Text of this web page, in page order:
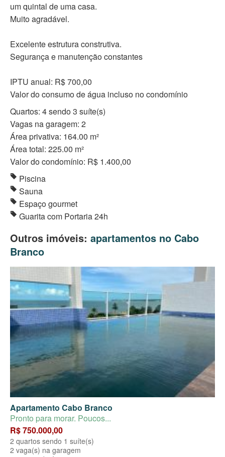
um quintal de uma casa.
Muito agradável.
Excelente estrutura construtiva.
Segurança e manutenção constantes
IPTU anual: R$ 700,00
Valor do consumo de água incluso no condomínio
Quartos: 4 sendo 3 suíte(s)
Vagas na garagem: 2
Área privativa: 164.00 m²
Área total: 225.00 m²
Valor do condomínio: R$ 1.400,00
Piscina
Sauna
Espaço gourmet
Guarita com Portaria 24h
Outros imóveis: apartamentos no Cabo
Branco
Apartamento Cabo Branco
Pronto para morar. Poucos...
R$ 750.000,00
2 quartos sendo 1 suíte(s)
2 vaga(s) na garagem